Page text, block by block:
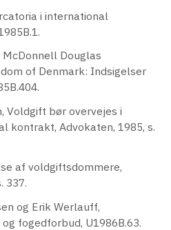
i international
Douglas
of Denmark: Indsigelser
Voldgift bør overvejes i
kontrakt, Advokaten, 1985, s.
af voldgiftsdommere,
337.
og Erik Werlauff,
fogedforbud, U1986B.63.